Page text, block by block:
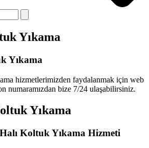
Yıkama
Yıkama
hizmetlerimizden faydalanmak için web
numaramızdan bize 7/24 ulaşabilirsiniz.
Yıkama
Koltuk Yıkama Hizmeti